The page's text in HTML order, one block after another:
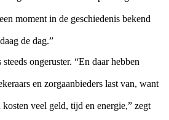
moment in de geschiedenis bekend
de dag.”
ongeruster. “En daar hebben
en zorgaanbieders last van, want
kosten veel geld, tijd en energie,” zegt